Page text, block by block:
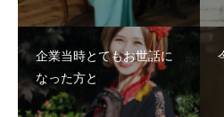
企業当時とてもお世話に
なった方と